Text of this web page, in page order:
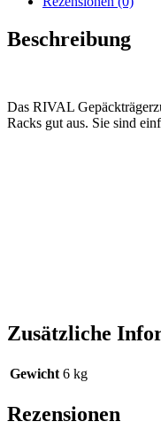
Beschreibung
Das RIVAL
Racks gut aus. Sie sind
Zusätzliche
Gewicht 6 kg
Rezensionen